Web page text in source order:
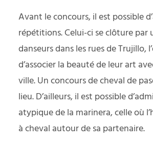
Avant le concours, il est possible
répétitions. Celui-ci se clôture par
danseurs dans les rues de Trujillo,
d’associer la beauté de leur art
ville. Un concours de cheval de
lieu. D’ailleurs, il est possible
atypique de la marinera, celle où
à cheval autour de sa partenaire.